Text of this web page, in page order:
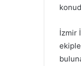
İzmir